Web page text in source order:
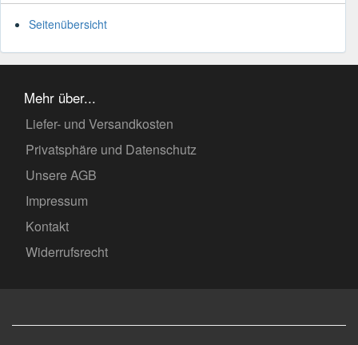
Seitenübersicht
Mehr über...
Liefer- und Versandkosten
Privatsphäre und Datenschutz
Unsere AGB
Impressum
Kontakt
Widerrufsrecht